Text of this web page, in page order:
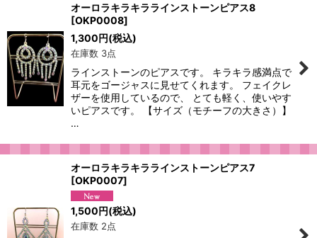
オーロラキラキララインストーンピアス8
[OKP0008]
1,300円(税込)
在庫数 3点
ラインストーンのピアスです。 キラキラ感満点で
耳元をゴージャスに見せてくれます。 フェイクレ
ザーを使用しているので、 とても軽く、使いやす
いピアスです。 【サイズ（モチーフの大きさ）】
…
オーロラキラキララインストーンピアス7
[OKP0007]
1,500円(税込)
在庫数 2点